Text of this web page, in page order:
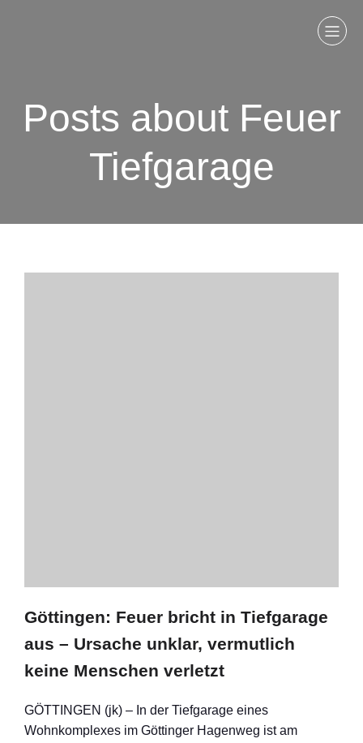
Posts about Feuer
Tiefgarage
Göttingen: Feuer bricht in Tiefgarage
aus – Ursache unklar, vermutlich
keine Menschen verletzt
GÖTTINGEN (jk) – In der Tiefgarage eines
Wohnkomplexes im Göttinger Hagenweg ist am